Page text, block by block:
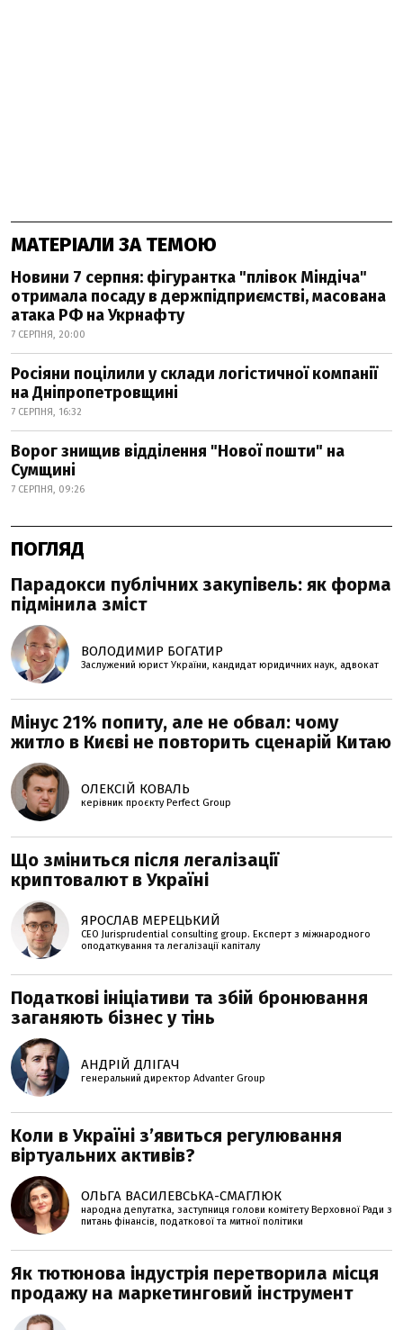
МАТЕРІАЛИ ЗА ТЕМОЮ
Новини 7 серпня: фігурантка "плівок Міндіча"
отримала посаду в держпідприємстві, масована
атака РФ на Укрнафту
7 СЕРПНЯ, 20:00
Росіяни поцілили у склади логістичної компанії
на Дніпропетровщині
7 СЕРПНЯ, 16:32
Ворог знищив відділення "Нової пошти" на
Сумщині
7 СЕРПНЯ, 09:26
ПОГЛЯД
Парадокси публічних закупівель: як форма
підмінила зміст
ВОЛОДИМИР БОГАТИР
Заслужений юрист України, кандидат юридичних наук, адвокат
Мінус 21% попиту, але не обвал: чому
житло в Києві не повторить сценарій Китаю
ОЛЕКСІЙ КОВАЛЬ
керівник проєкту Perfеct Group
Що зміниться після легалізації
криптовалют в Україні
ЯРОСЛАВ МЕРЕЦЬКИЙ
CEO Jurisprudential consulting group. Експерт з міжнародного
оподаткування та легалізації капіталу
Податкові ініціативи та збій бронювання
заганяють бізнес у тінь
АНДРІЙ ДЛІГАЧ
генеральний директор Advanter Group
Коли в Україні з’явиться регулювання
віртуальних активів?
ОЛЬГА ВАСИЛЕВСЬКА-СМАГЛЮК
народна депутатка, заступниця голови комітету Верховної Ради з
питань фінансів, податкової та митної політики
Як тютюнова індустрія перетворила місця
продажу на маркетинговий інструмент